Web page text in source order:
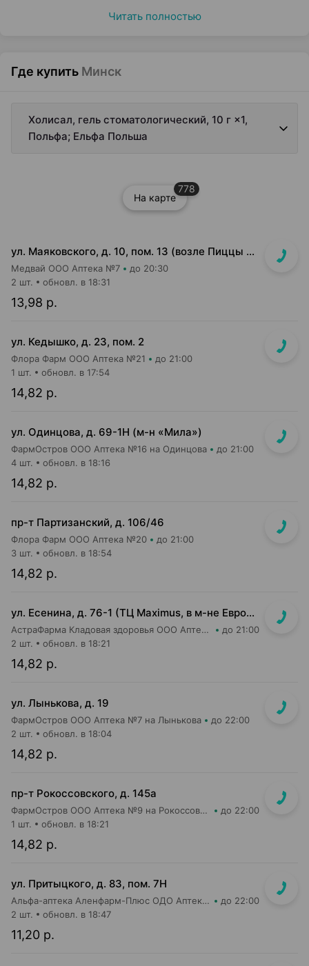
Читать полностью
Где купить Минск
Холисал, гель стоматологический, 10 г ×1,
Польфа; Ельфа Польша
На карте
778
ул. Маяковского, д. 10, пом. 13 (возле Пиццы Мании)
Медвай ООО Аптека №7 до 20:30
13,98 р.
2 шт. обновл. в 18:31
ул. Кедышко, д. 23, пом. 2
Флора Фарм ООО Аптека №21 до 21:00
14,82 р.
1 шт. обновл. в 17:54
ул. Одинцова, д. 69-1Н (м-н «Мила»)
ФармОстров ООО Аптека №16 на Одинцова до 21:00
14,82 р.
4 шт. обновл. в 18:16
пр-т Партизанский, д. 106/46
Флора Фарм ООО Аптека №20 до 21:00
14,82 р.
3 шт. обновл. в 18:54
ул. Есенина, д. 76-1 (ТЦ Maximus, в м-не Евроопт Super)
АстраФарма Кладовая здоровья ООО Аптека №9 до 21:00
14,82 р.
2 шт. обновл. в 18:21
ул. Лынькова, д. 19
ФармОстров ООО Аптека №7 на Лынькова до 22:00
14,82 р.
2 шт. обновл. в 18:04
пр-т Рокоссовского, д. 145а
ФармОстров ООО Аптека №9 на Рокоссовского до 22:00
14,82 р.
1 шт. обновл. в 18:21
ул. Притыцкого, д. 83, пом. 7Н
Альфа-аптека Аленфарм-Плюс ОДО Аптека №14 до 22:00
11,20 р.
2 шт. обновл. в 18:47